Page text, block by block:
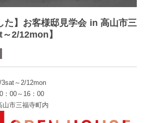
た】お客様邸見学会 in 高山市三
2/12mon】
3sat～2/12mon
：00～16：00
山市三福寺町内